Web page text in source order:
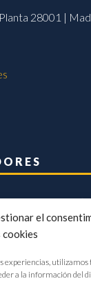
el
cookies
experiencias, utilizamos
a la información del
28001 |